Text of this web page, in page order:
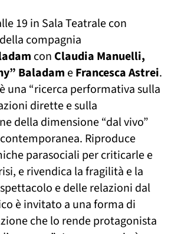
19 in Sala Teatrale con
della compagnia
con Claudia Manuelli,
Baladam eFrancesca Astrei.
è una “ricerca performativa sulla
dirette e sulla
della dimensione “dal vivo”
Riproduce
parasociali per criticarle e
e rivendica la fragilità e la
e delle relazioni dal
è invitato a una forma di
che lo rende protagonista